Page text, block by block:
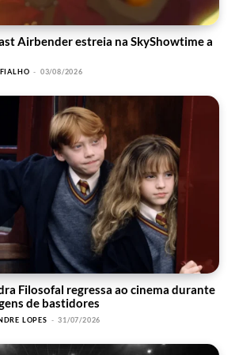
Airbender estreia na SkyShowtime a
- 03/08/2026
Filosofal regressa ao cinema durante
de bastidores
LOPES - 31/07/2026